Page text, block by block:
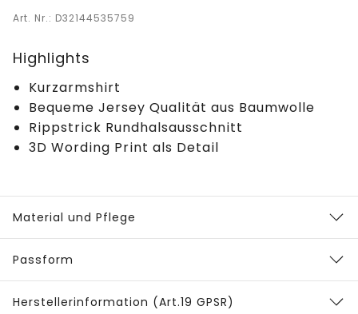
Art. Nr.: D32144535759
Highlights
Kurzarmshirt
Bequeme Jersey Qualität aus Baumwolle
Rippstrick Rundhalsausschnitt
3D Wording Print als Detail
Material und Pflege
Passform
Herstellerinformation (Art.19 GPSR)